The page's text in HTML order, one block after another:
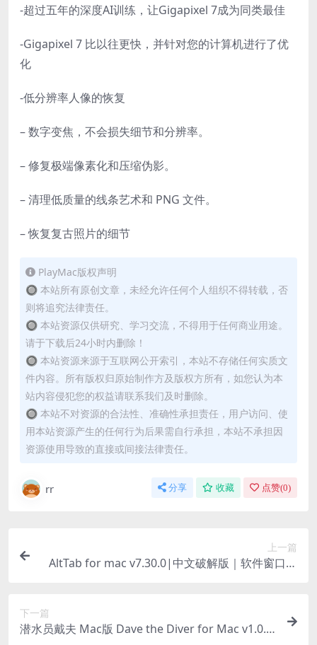
-超过五年的深度AI训练，让Gigapixel 7成为同类最佳
-Gigapixel 7 比以往更快，并针对您的计算机进行了优
化
-低分辨率人像的恢复
– 数字变焦，不会损失细节和分辨率。
– 修复极端像素化和压缩伪影。
– 清理低质量的线条艺术和 PNG 文件。
– 恢复复古照片的细节
PlayMac版权声明
🔘 本站所有原创文章，未经允许任何个人组织不得转载，否
则将追究法律责任。
🔘 本站资源仅供研究、学习交流，不得用于任何商业用途。
请于下载后24小时内删除！
🔘 本站资源来源于互联网公开索引，本站不存储任何实质文
件内容。所有版权归原始制作方及版权方所有，如您认为本
站内容侵犯您的权益请联系我们及时删除。
🔘 本站不对资源的合法性、准确性承担责任，用户访问、使
用本站资源产生的任何行为后果需自行承担，本站不承担因
资源使用导致的直接或间接法律责任。
rr 分享 收藏 点赞(0)
上一篇
AltTab for mac v7.30.0|中文破解版｜软件窗口快
下一篇
潜水员戴夫 Mac版 Dave the Diver for Mac v1.0.5.